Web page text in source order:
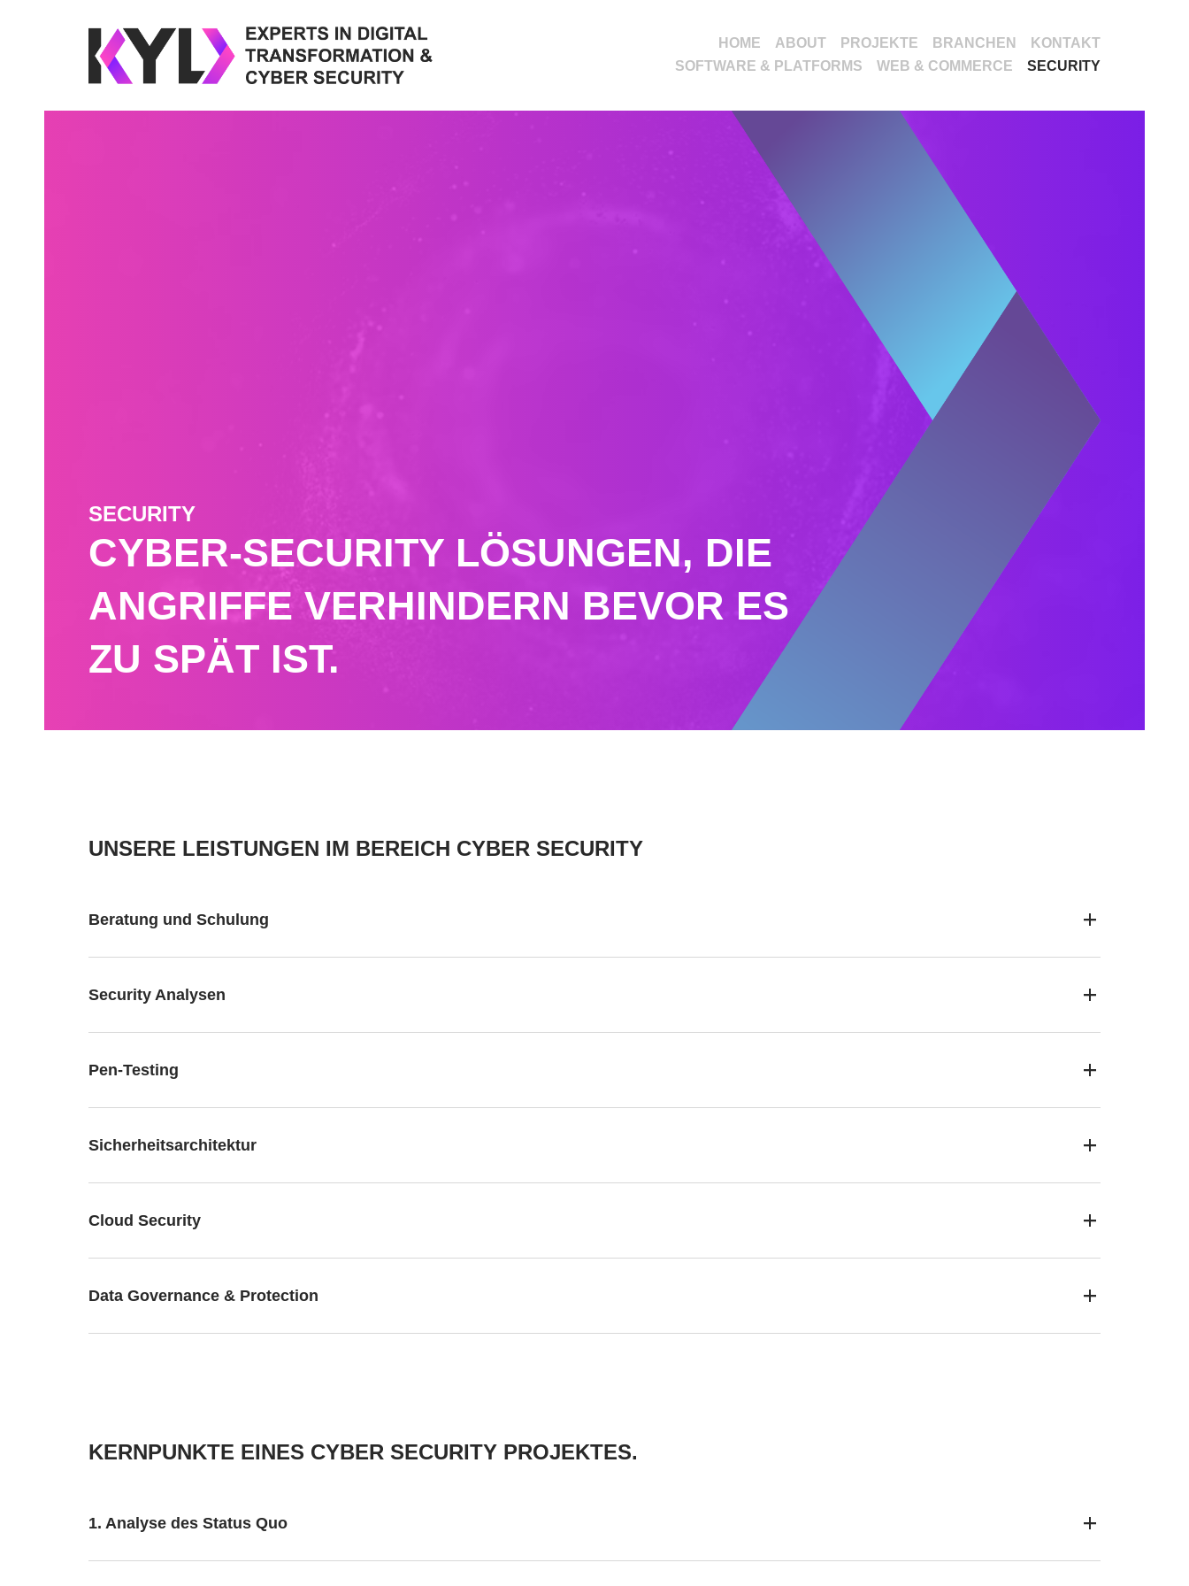
HOME ABOUT PROJEKTE BRANCHEN
KONTAKT
SOFTWARE & PLATFORMS
WEB & COMMERCE SECURITY
SECURITY
CYBER-SECURITY LÖSUNGEN, DIE
ANGRIFFE VERHINDERN BEVOR ES
ZU SPÄT IST.
UNSERE LEISTUNGEN IM BEREICH CYBER SECURITY
Beratung und Schulung
Security Analysen
Pen-Testing
Sicherheitsarchitektur
Cloud Security
Data Governance & Protection
KERNPUNKTE EINES CYBER SECURITY PROJEKTES.
1. Analyse des Status Quo